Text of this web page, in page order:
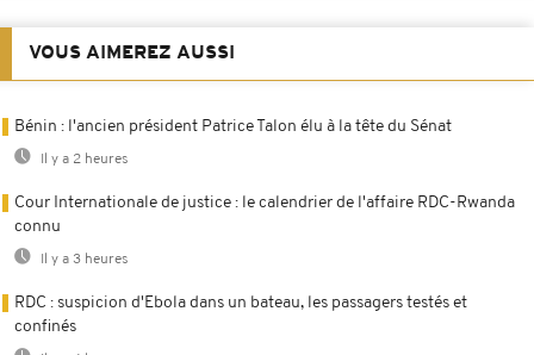
VOUS AIMEREZ AUSSI
Bénin : l'ancien président Patrice Talon élu à la tête du Sénat
Il y a 2 heures
Cour Internationale de justice : le calendrier de l'affaire RDC-Rwanda
connu
Il y a 3 heures
RDC : suspicion d'Ebola dans un bateau, les passagers testés et
confinés